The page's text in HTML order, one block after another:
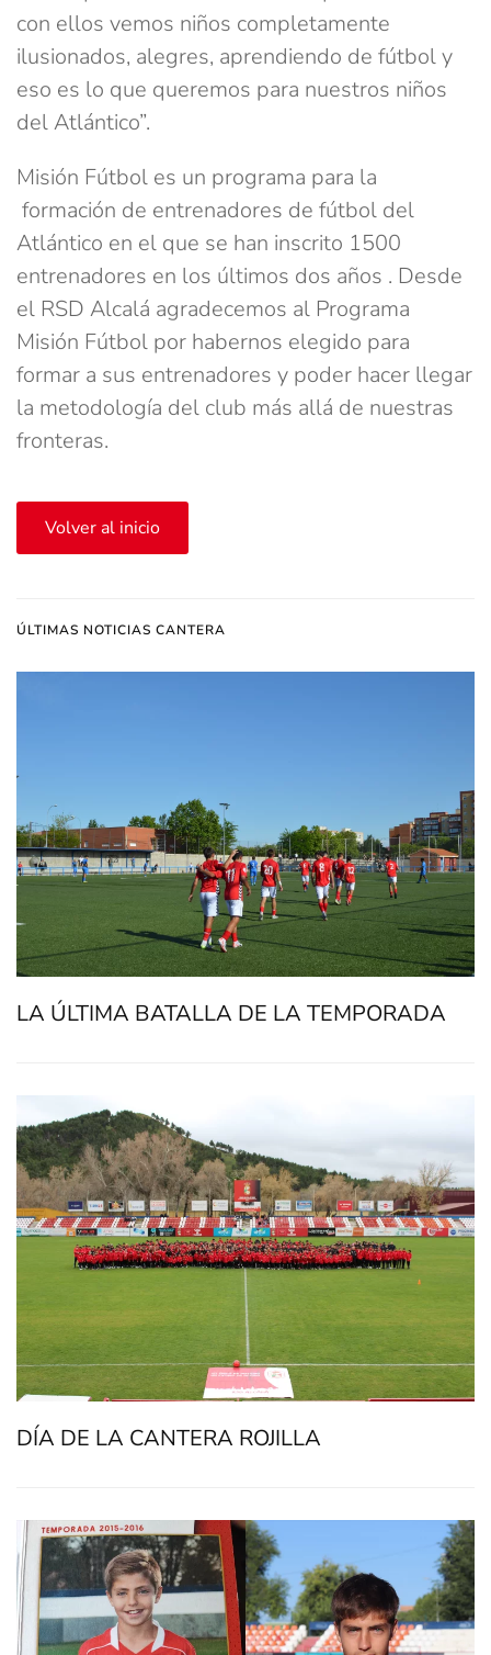
con ellos vemos niños completamente
ilusionados, alegres, aprendiendo de fútbol y
eso es lo que queremos para nuestros niños
del Atlántico”.
Misión Fútbol es un programa para la
formación de entrenadores de fútbol del
Atlántico en el que se han inscrito 1500
entrenadores en los últimos dos años . Desde
el RSD Alcalá agradecemos al Programa
Misión Fútbol por habernos elegido para
formar a sus entrenadores y poder hacer llegar
la metodología del club más allá de nuestras
fronteras.
Volver al inicio
ÚLTIMAS NOTICIAS CANTERA
LA ÚLTIMA BATALLA DE LA TEMPORADA
DÍA DE LA CANTERA ROJILLA